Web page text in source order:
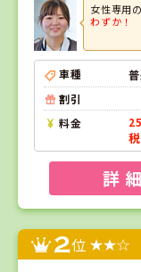
女性専用
わずか！
車種
割引
料金
詳 細
2位